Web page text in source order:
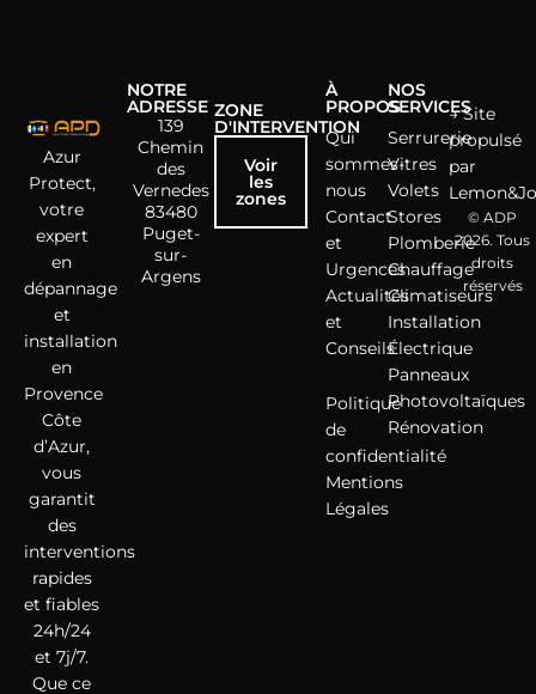
NOTRE
ADRESSE
139
Chemin
des
Vernedes
83480
Puget-
sur-
Argens
ZONE
D'INTERVENTION
Voir
les
zones
Azur
Protect,
votre
expert
en
dépannage
et
installation
en
Provence
Côte
d’Azur,
vous
garantit
des
interventions
rapides
et fiables
24h/24
et 7j/7.
Que ce
À
PROPOS
Qui
sommes-
nous
Contact
et
Urgences
Actualités
et
Conseils
Politique
de
confidentialité
Mentions
Légales
NOS
SERVICES
Serrurerie
Vitres
Volets
Stores
Plomberie
Chauffage
Climatiseurs
Installation
Électrique
Panneaux
Photovoltaïques
Rénovation
→ Site
propulsé
par
© ADP
2026. Tous
droits
réservés